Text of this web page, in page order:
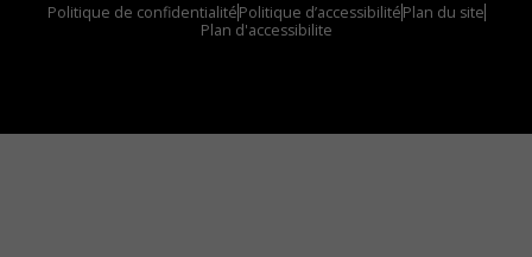
Politique de confidentialitéPolitique d’accessibilitéPlan du site
Plan d'accessibilite